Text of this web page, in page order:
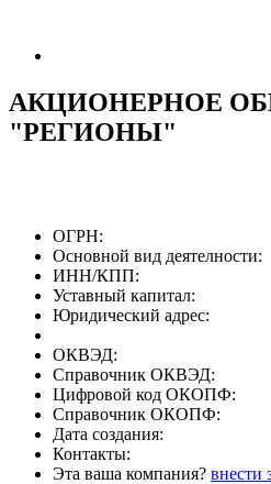
АКЦИОНЕРНОЕ
"РЕГИОНЫ"
ОГРН:
Основной вид деятелности:
ИНН/КПП:
Уставный капитал:
Юридический адрес:
ОКВЭД:
Справочник ОКВЭД:
Цифровой код ОКОПФ:
Справочник ОКОПФ:
Дата создания:
Контакты:
Эта ваша компания? внести